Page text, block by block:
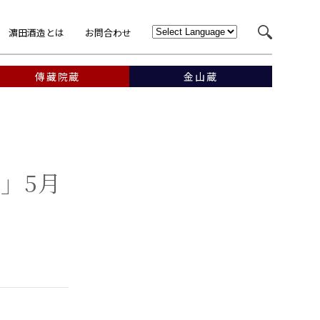
濵田酒造とは お問合わせ
傳藏院蔵 金山蔵
5月